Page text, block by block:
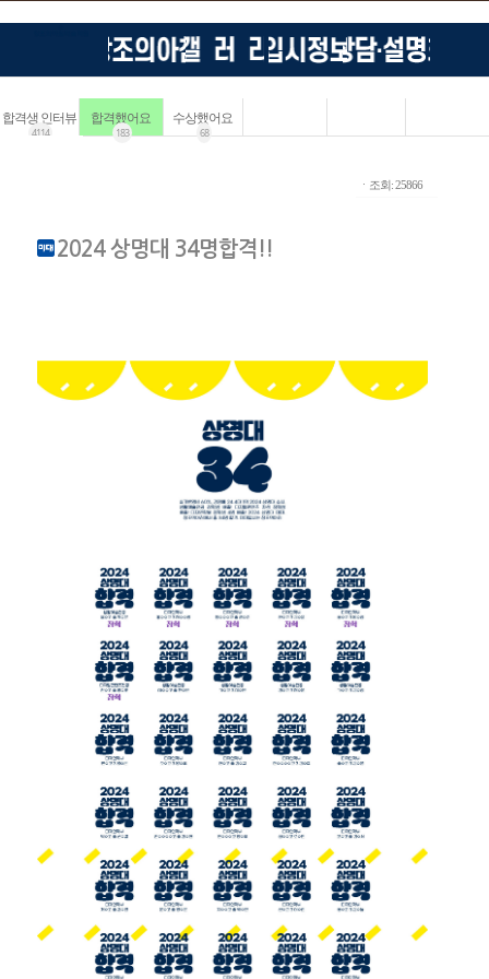
합격생 인터뷰
4114
합격했어요
183
수상했어요
68
ㆍ조회: 25866
2024 상명대 34명합격!!